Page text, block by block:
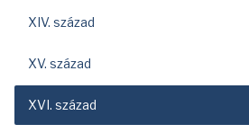
XIV. század
XV. század
XVI. század